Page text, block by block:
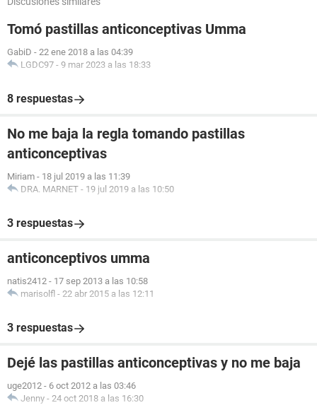
Tomó pastillas anticonceptivas Umma
GabiD - 22 ene 2018 a las 04:39
LGDC97 - 9 mar 2023 a las 18:33
8 respuestas
No me baja la regla tomando pastillas
anticonceptivas
Miriam - 18 jul 2019 a las 11:39
DRA. MARNET - 19 jul 2019 a las 10:50
3 respuestas
anticonceptivos umma
natis2412 - 17 sep 2013 a las 10:58
marisolfl - 22 abr 2015 a las 12:11
3 respuestas
Dejé las pastillas anticonceptivas y no me baja
uge2012 - 6 oct 2012 a las 03:46
Jenny - 24 oct 2018 a las 16:30